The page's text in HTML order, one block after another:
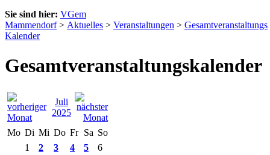
Sie sind hier: VGem
Mammendorf> Aktuelles > Veranstaltungen > Gesamtveranstaltungs
Kalender
Gesamtveranstaltungskalender
Juli
2025
Mo Di Mi Do Fr Sa So
1
2 3 4 5
6